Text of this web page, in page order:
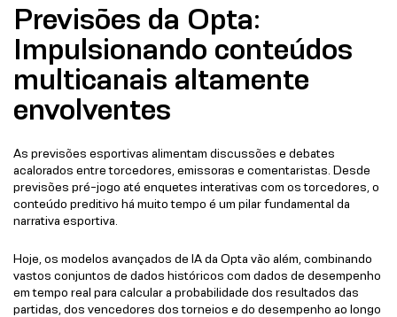
Previsões da Opta:
Impulsionando conteúdos
multicanais altamente
envolventes
As previsões esportivas alimentam discussões e debates
acalorados entre torcedores, emissoras e comentaristas. Desde
previsões pré-jogo até enquetes interativas com os torcedores, o
conteúdo preditivo há muito tempo é um pilar fundamental da
narrativa esportiva.
Hoje, os modelos avançados de IA da Opta vão além, combinando
vastos conjuntos de dados históricos com dados de desempenho
em tempo real para calcular a probabilidade dos resultados das
partidas, dos vencedores dos torneios e do desempenho ao longo